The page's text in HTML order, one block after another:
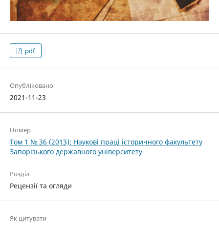
pdf
Опубліковано
2021-11-23
Номер
Том 1 № 36 (2013): Наукові праці історичного факультету
Запорізького державного університету
Розділ
Рецензії та огляди
Як цитувати